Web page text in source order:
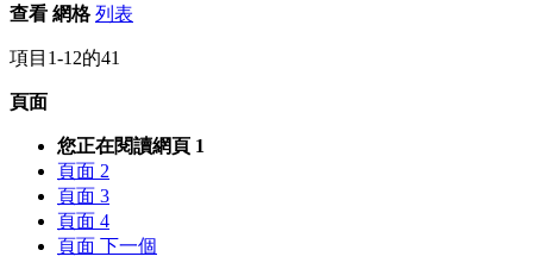
查看 網格 列表
項目 1-12的41
頁面
您正在閱讀網頁 1
頁面 2
頁面 3
頁面 4
頁面 下一個